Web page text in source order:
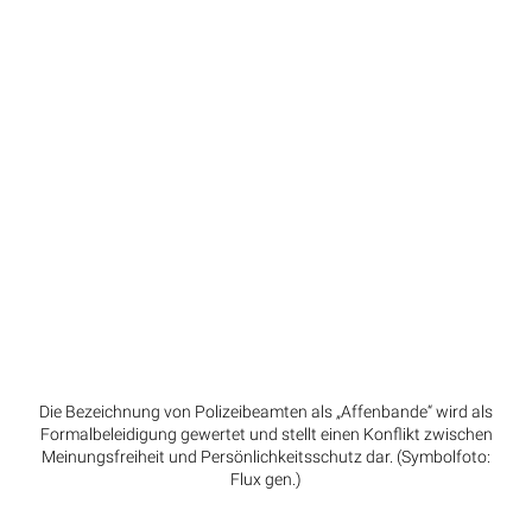
Die Bezeichnung von Polizeibeamten als „Affenbande“ wird als
Formalbeleidigung gewertet und stellt einen Konflikt zwischen
Meinungsfreiheit und Persönlichkeitsschutz dar. (Symbolfoto:
Flux gen.)